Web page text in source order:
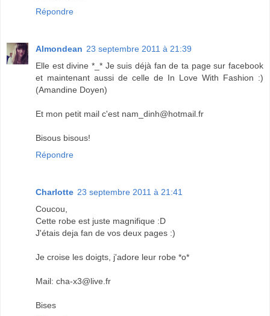
Répondre
Almondean 23 septembre 2011 à 21:39
Elle est divine *_* Je suis déjà fan de ta page sur facebook
et maintenant aussi de celle de In Love With Fashion :)
(Amandine Doyen)
Et mon petit mail c'est nam_dinh@hotmail.fr
Bisous bisous!
Répondre
Charlotte 23 septembre 2011 à 21:41
Coucou,
Cette robe est juste magnifique :D
J'étais deja fan de vos deux pages :)
Je croise les doigts, j'adore leur robe *o*
Mail: cha-x3@live.fr
Bises